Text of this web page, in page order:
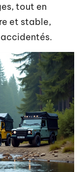
tout en
et stable,
accidentés.